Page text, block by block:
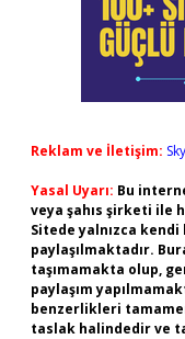
Reklam ve İletişim:
Yasal Uyarı: Bu
veya şahıs şirketi ile
Sitede yalnızca kendi
paylaşılmaktadır.
taşımamakta olup,
paylaşım
benzerlikleri
taslak halindedir ve